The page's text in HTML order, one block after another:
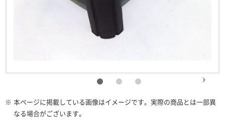
※ 本ページに掲載している画像はイメージです。実際の商品とは一部異
なる場合がございます。